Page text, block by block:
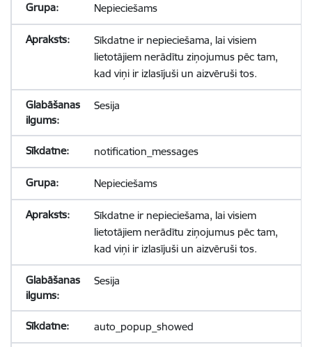
Nepieciešams
Sīkdatne ir nepieciešama, lai visiem
lietotājiem nerādītu ziņojumus pēc tam,
kad viņi ir izlasījuši un aizvēruši tos.
Sesija
notification_messages
Nepieciešams
Sīkdatne ir nepieciešama, lai visiem
lietotājiem nerādītu ziņojumus pēc tam,
kad viņi ir izlasījuši un aizvēruši tos.
Sesija
auto_popup_showed